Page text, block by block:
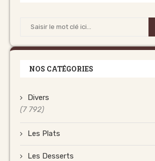
NOS CATÉGORIES
Divers
(7 792)
Les Plats
Les Desserts